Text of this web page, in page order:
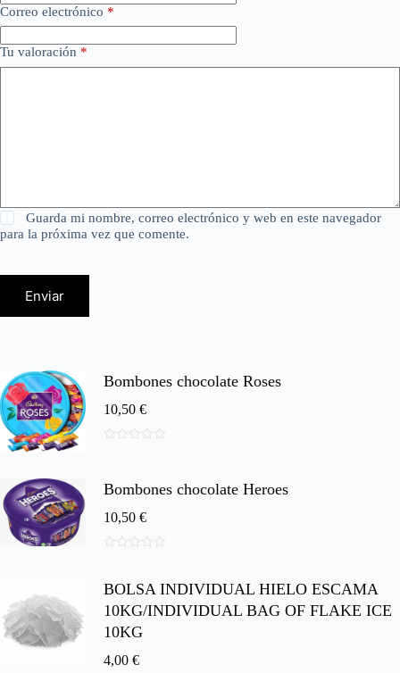
Correo electrónico *
Tu valoración *
Guarda mi nombre, correo electrónico y web en este navegador
para la próxima vez que comente.
Enviar
Bombones chocolate Roses
10,50 €
5
Bombones chocolate Heroes
10,50 €
e
BOLSA INDIVIDUAL HIELO ESCAMA
10KG/INDIVIDUAL BAG OF FLAKE ICE
10KG
4,00 €